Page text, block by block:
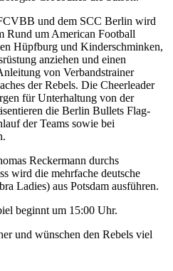
und dem SCC Berlin wird
Rund um American Football
Hüpfburg und Kinderschminken,
anziehen und einen
von Verbandstrainer
der Rebels. Die Cheerleader
für Unterhaltung von der
die Berlin Bullets Flag-
der Teams sowie bei
Reckermann durchs
wird die mehrfache deutsche
Ladies) aus Potsdam ausführen.
beginnt um 15:00 Uhr.
und wünschen den Rebels viel